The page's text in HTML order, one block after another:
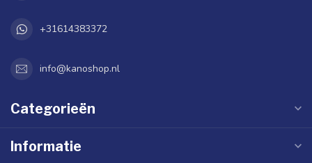
+31614383372
info@kanoshop.nl
Categorieën
Informatie